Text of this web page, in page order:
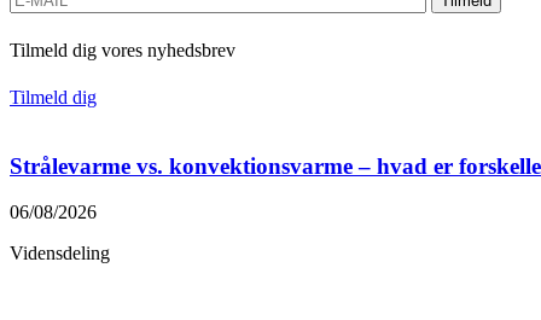
Tilmeld dig vores nyhedsbrev
Tilmeld dig
Strålevarme vs. konvektionsvarme – hvad er
06/08/2026
Vidensdeling